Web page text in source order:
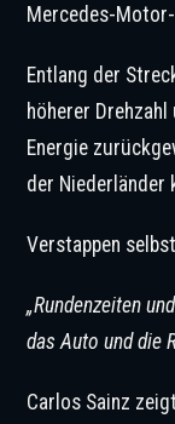
Mercedes-
Entlang der
höherer
Energie
der
Verstappen
„Rundenzeiten
das Auto und die
Carlos Sainz